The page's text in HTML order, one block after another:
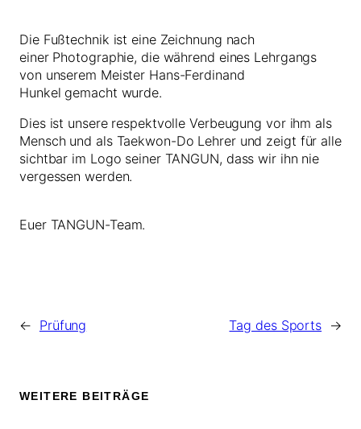
Die Fußtechnik ist eine Zeichnung nach
einer Photographie, die während eines Lehrgangs
von unserem Meister Hans-Ferdinand
Hunkel gemacht wurde.
Dies ist unsere respektvolle Verbeugung vor ihm als
Mensch und als Taekwon-Do Lehrer und zeigt für alle
sichtbar im Logo seiner TANGUN, dass wir ihn nie
vergessen werden.
Euer TANGUN-Team.
← Prüfung Tag des Sports →
WEITERE BEITRÄGE